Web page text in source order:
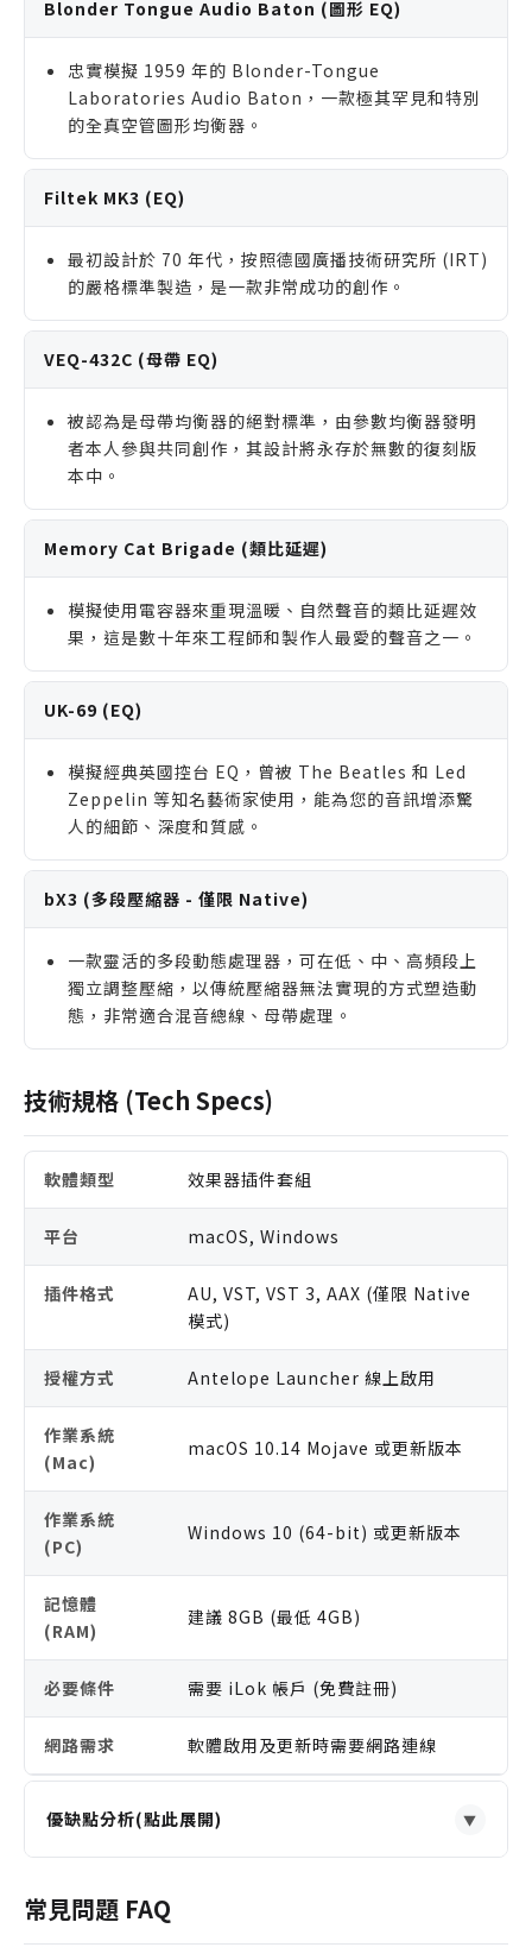
Blonder Tongue Audio Baton (圖形 EQ)
忠實模擬 1959 年的 Blonder-Tongue
Laboratories Audio Baton，一款極其罕見和特別
的全真空管圖形均衡器。
Filtek MK3 (EQ)
最初設計於 70 年代，按照德國廣播技術研究所 (IRT)
的嚴格標準製造，是一款非常成功的創作。
VEQ-432C (母帶 EQ)
被認為是母帶均衡器的絕對標準，由參數均衡器發明
者本人參與共同創作，其設計將永存於無數的復刻版
本中。
Memory Cat Brigade (類比延遲)
模擬使用電容器來重現溫暖、自然聲音的類比延遲效
果，這是數十年來工程師和製作人最愛的聲音之一。
UK-69 (EQ)
模擬經典英國控台 EQ，曾被 The Beatles 和 Led
Zeppelin 等知名藝術家使用，能為您的音訊增添驚
人的細節、深度和質感。
bX3 (多段壓縮器 - 僅限 Native)
一款靈活的多段動態處理器，可在低、中、高頻段上
獨立調整壓縮，以傳統壓縮器無法實現的方式塑造動
態，非常適合混音總線、母帶處理。
技術規格 (Tech Specs)
軟體類型 效果器插件套組
平台 macOS, Windows
插件格式
AU, VST, VST 3, AAX (僅限 Native
模式)
授權方式 Antelope Launcher 線上啟用
作業系統
(Mac)
macOS 10.14 Mojave 或更新版本
作業系統
(PC)
Windows 10 (64-bit) 或更新版本
記憶體
(RAM)
建議 8GB (最低 4GB)
必要條件 需要 iLok 帳戶 (免費註冊)
網路需求 軟體啟用及更新時需要網路連線
優缺點分析(點此展開) ▼
涵蓋 35 款高品質插件，從前級、EQ、壓縮到調變效
果一應俱全。
常見問題 FAQ